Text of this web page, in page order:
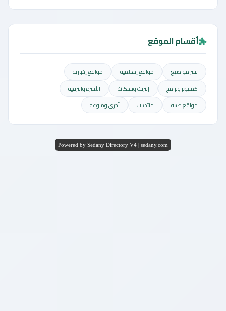
أقسام الموقع
نشر مواضيع مواقع إسلامية
مواقع إخباريه
كمبيوتر وبرامج
إنترنت وشبكات
الأسرة والترفيه
مواقع طبيه
منتديات أخرى ومنوعه
Powered by Sedany Directory V4 | sedany.com